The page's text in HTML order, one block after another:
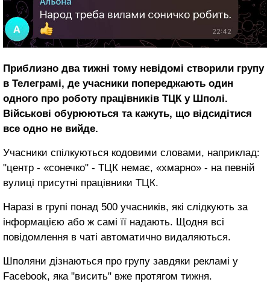
Приблизно два тижні тому невідомі створили групу
в Телеграмі, де учасники попереджають один
одного про роботу працівників ТЦК у Шполі.
Військові обурюються та кажуть, що відсидітися
все одно не вийде.
Учасники спілкуються кодовими словами, наприклад:
"центр - «сонечко" - ТЦК немає, «хмарно» - на певній
вулиці присутні працівники ТЦК.
Наразі в групі понад 500 учасників, які слідкують за
інформацією або ж самі її надають. Щодня всі
повідомлення в чаті автоматично видаляються.
Шполяни дізнаються про групу завдяки рекламі у
Facebook, яка "висить" вже протягом тижня.